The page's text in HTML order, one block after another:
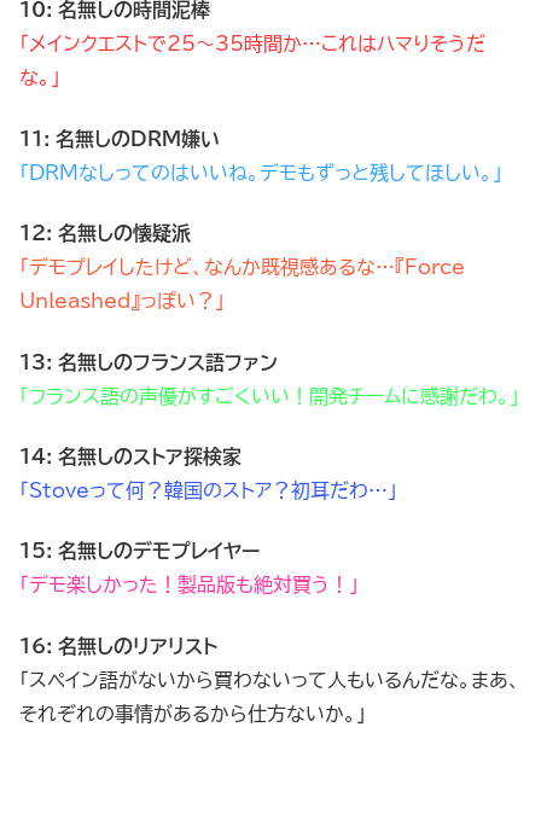
10: 名無しの時間泥棒
「メインクエストで25～35時間か…これはハマりそうだ
な。」
11: 名無しのDRM嫌い
「DRMなしってのはいいね。デモもずっと残してほしい。」
12: 名無しの懐疑派
「デモプレイしたけど、なんか既視感あるな…『Force
Unleashed』っぽい？」
13: 名無しのフランス語ファン
「フランス語の声優がすごくいい！開発チームに感謝だわ。」
14: 名無しのストア探検家
「Stoveって何？韓国のストア？初耳だわ…」
15: 名無しのデモプレイヤー
「デモ楽しかった！製品版も絶対買う！」
16: 名無しのリアリスト
「スペイン語がないから買わないって人もいるんだな。まあ、
それぞれの事情があるから仕方ないか。」